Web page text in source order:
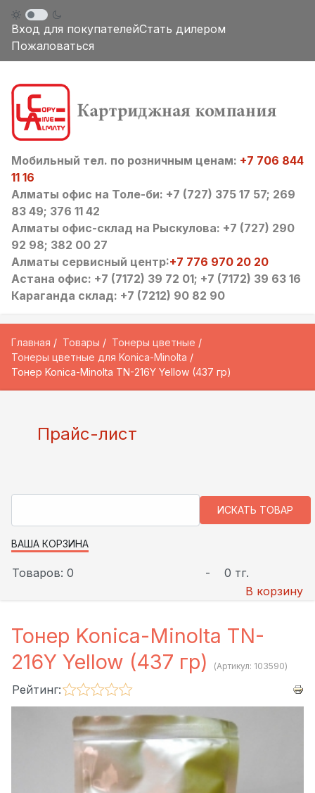
Вход для покупателейСтать дилером
Пожаловаться
Мобильный тел. по розничным ценам: +7 706 844
11 16
Алматы офис на Толе-би: +7 (727) 375 17 57; 269
83 49; 376 11 42
Алматы офис-склад на Рыскулова: +7 (727) 290
92 98; 382 00 27
Алматы сервисный центр:+7 776 970 20 20
Астана офис: +7 (7172) 39 72 01; +7 (7172) 39 63 16
Караганда склад: +7 (7212) 90 82 90
Главная Товары
Тонеры цветные
Тонеры цветные для Konica-Minolta
Тонер Konica-Minolta TN-216Y Yellow (437 гр)
Прайс-лист
ВАША КОРЗИНА
Товаров: 0 -
0 тг.
В корзину
Тонер Konica-Minolta TN-
216Y Yellow (437 гр)
(Артикул: 103590)
Рейтинг: